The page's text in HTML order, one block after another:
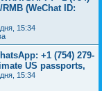
(WeChat ID:
15:34
+1 (754) 279-
US passports,
15:34